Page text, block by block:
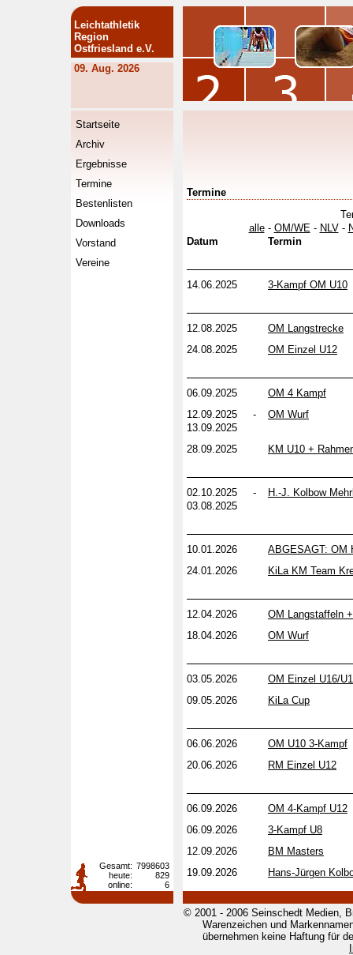
Leichtathletik
Region
Ostfriesland e.V.
09. Aug. 2026
Startseite
Archiv
Ergebnisse
Termine
Bestenlisten
Downloads
Vorstand
Vereine
Termine
alle- OM/WE- NLV-
Datum
Termin
14.06.2025 3-Kampf OM U10
12.08.2025
OM Langstrecke
24.08.2025
OM Einzel U12
06.09.2025
OM 4 Kampf
12.09.2025 -
13.09.2025
OM Wurf
28.09.2025 KM U10 +
02.10.2025 -
03.08.2025
H.-J. Kolbow
10.01.2026
ABGESAGT: OM
24.01.2026
KiLa KM Team
12.04.2026
OM Langstaffeln
18.04.2026
OM Wurf
03.05.2026
OM Einzel U16/
09.05.2026
KiLa Cup
06.06.2026
OM U10 3-Kampf
20.06.2026
RM Einzel U12
06.09.2026
OM 4-Kampf U12
06.09.2026
3-Kampf U8
12.09.2026
BM Masters
19.09.2026
Hans-Jürgen
Gesamt: 7998603
heute:
829
online:
6
© 2001 - 2006 Seinschedt Medien,
Warenzeichen und
übernehmen keine Haftung für